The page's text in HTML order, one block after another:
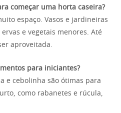
começar uma horta caseira?
espaço. Vasos e jardineiras
e vegetais menores. Até
aproveitada.
para iniciantes?
e cebolinha são ótimas para
como rabanetes e rúcula,